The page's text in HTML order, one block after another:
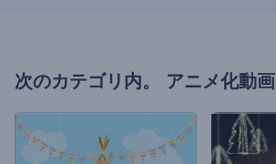
次のカテゴリ内。 アニメ化動画